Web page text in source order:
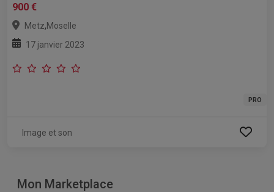
900 €
Metz,Moselle
17 janvier 2023
PRO
Image et son
Mon Marketplace